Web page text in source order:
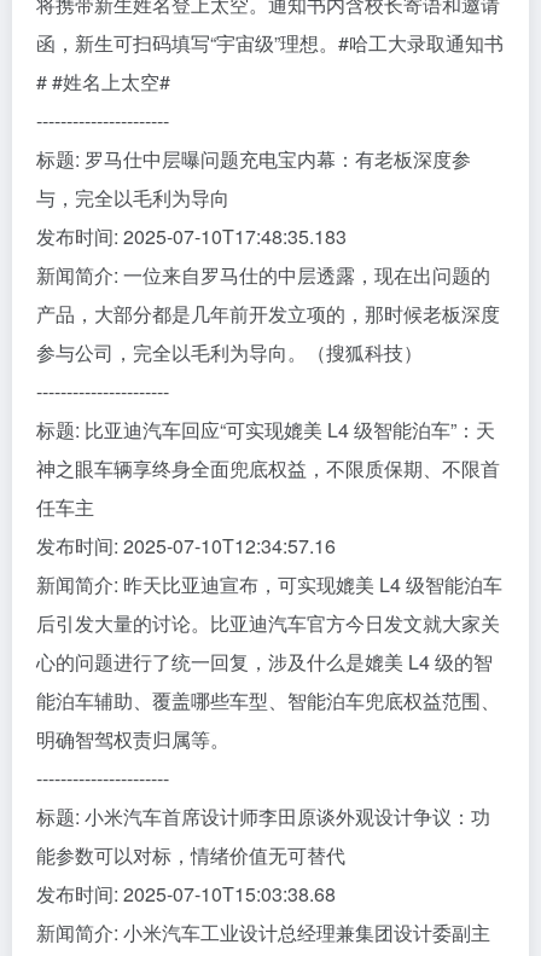
函，新生可扫码填写“宇宙级”理想。#哈工大录取通知书
# #姓名上太空#
----------------------
标题: 罗马仕中层曝问题充电宝内幕：有老板深度参
与，完全以毛利为导向
发布时间: 2025-07-10T17:48:35.183
新闻简介: 一位来自罗马仕的中层透露，现在出问题的
产品，大部分都是几年前开发立项的，那时候老板深度
参与公司，完全以毛利为导向。（搜狐科技）
----------------------
标题: 比亚迪汽车回应“可实现媲美 L4 级智能泊车”：天
神之眼车辆享终身全面兜底权益，不限质保期、不限首
任车主
发布时间: 2025-07-10T12:34:57.16
新闻简介: 昨天比亚迪宣布，可实现媲美 L4 级智能泊车
后引发大量的讨论。比亚迪汽车官方今日发文就大家关
心的问题进行了统一回复，涉及什么是媲美 L4 级的智
能泊车辅助、覆盖哪些车型、智能泊车兜底权益范围、
明确智驾权责归属等。
----------------------
标题: 小米汽车首席设计师李田原谈外观设计争议：功
能参数可以对标，情绪价值无可替代
发布时间: 2025-07-10T15:03:38.68
新闻简介: 小米汽车工业设计总经理兼集团设计委副主